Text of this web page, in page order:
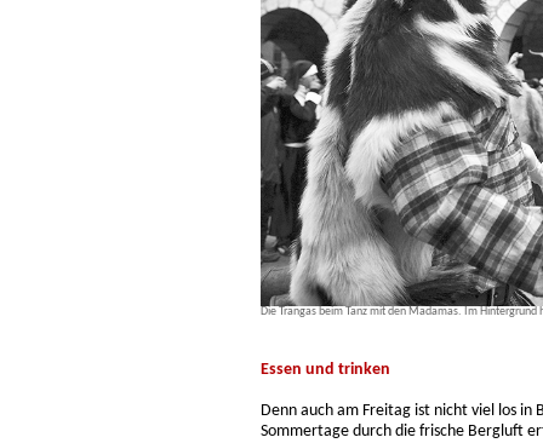
Die Trangas beim Tanz mit den Madamas. Im Hintergrund
Essen und trinken
Denn auch am Freitag ist nicht viel los in
Sommertage durch die frische Bergluft